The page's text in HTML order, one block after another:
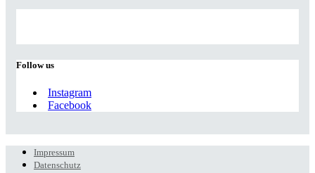
Follow us
Instagram
Facebook
Impressum
Datenschutz